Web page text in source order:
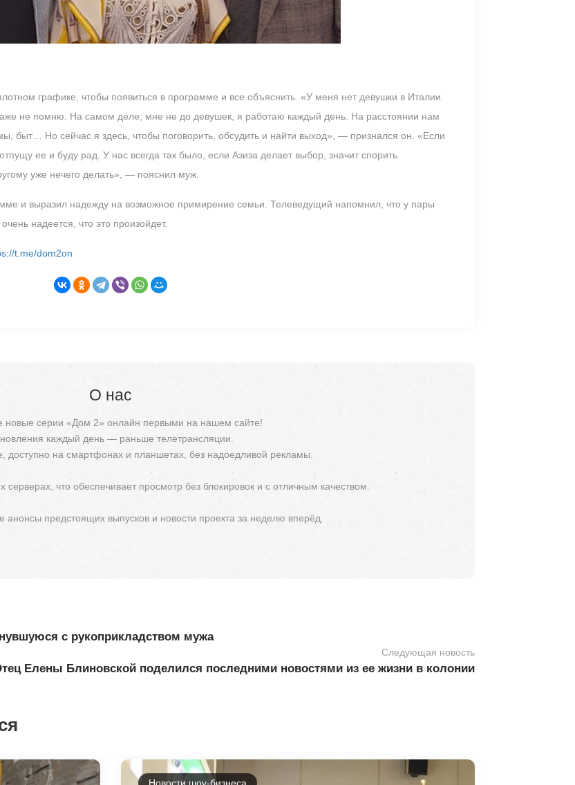
графике, чтобы появиться в программе и все объяснить. «У меня нет девушки в Италии.
не помню. На самом деле, мне не до девушек, я работаю каждый день. На расстоянии нам
быт… Но сейчас я здесь, чтобы поговорить, обсудить и найти выход», — признался он. «Если
ее и буду рад. У нас всегда так было, если Азиза делает выбор, значит спорить
уже нечего делать», — пояснил муж.
и выразил надежду на возможное примирение семьи. Телеведущий напомнил, что у пары
надеется, что это произойдет.
t.me/dom2on
О нас
новые серии «Дом 2» онлайн первыми на нашем сайте!
каждый день — раньше телетрансляции.
доступно на смартфонах и планшетах, без надоедливой рекламы.
что обеспечивает просмотр без блокировок и с отличным качеством.
анонсы предстоящих выпусков и новости проекта за неделю вперёд.
с рукоприкладством мужа
Следующая новость
Елены Блиновской поделился последними новостями из ее жизни в колонии
Новости шоу-бизнеса